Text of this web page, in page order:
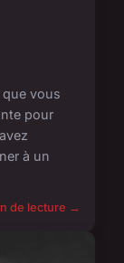
vous
pour
à un
de lecture →